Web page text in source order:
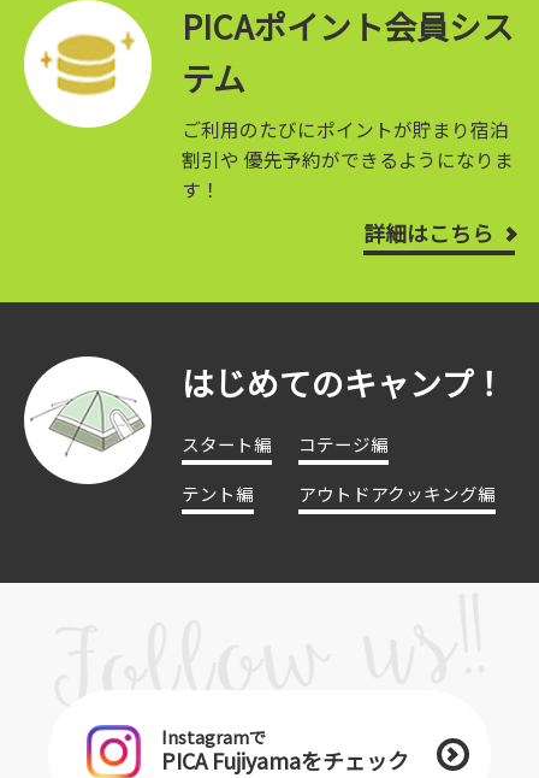
PICAポイント会員シス
テム
ご利用のたびにポイントが貯まり宿泊
割引や 優先予約ができるようになりま
す！
詳細はこちら
はじめてのキャンプ！
スタート編
コテージ編
テント編
アウトドアクッキング編
Instagramで
PICA Fujiyamaをチェック